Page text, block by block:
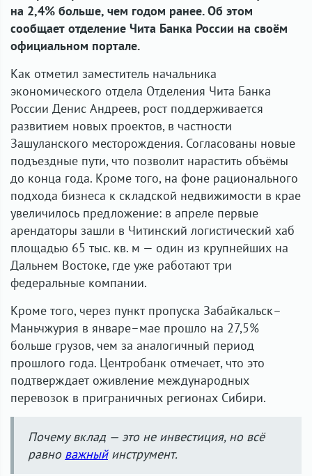
на 2,4% больше, чем годом ранее. Об этом
сообщает отделение Чита Банка России на своём
официальном портале.
Как отметил заместитель начальника
экономического отдела Отделения Чита Банка
России Денис Андреев, рост поддерживается
развитием новых проектов, в частности
Зашуланского месторождения. Согласованы новые
подъездные пути, что позволит нарастить объёмы
до конца года. Кроме того, на фоне рационального
подхода бизнеса к складской недвижимости в крае
увеличилось предложение: в апреле первые
арендаторы зашли в Читинский логистический хаб
площадью 65 тыс. кв. м — один из крупнейших на
Дальнем Востоке, где уже работают три
федеральные компании.
Кроме того, через пункт пропуска Забайкальск–
Маньчжурия в январе–мае прошло на 27,5%
больше грузов, чем за аналогичный период
прошлого года. Центробанк отмечает, что это
подтверждает оживление международных
перевозок в приграничных регионах Сибири.
Почему вклад — это не инвестиция, но всё
равно важныйинструмент.